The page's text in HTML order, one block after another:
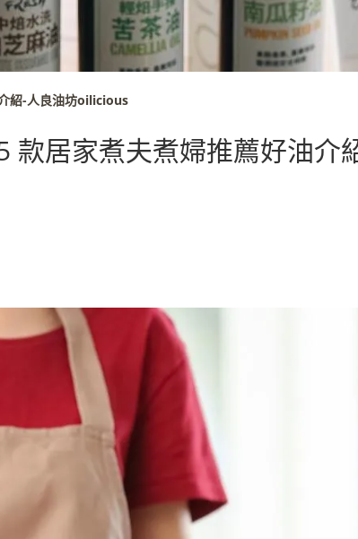
紹-人良油坊oilicious
款居家煮夫煮婦推薦好油介